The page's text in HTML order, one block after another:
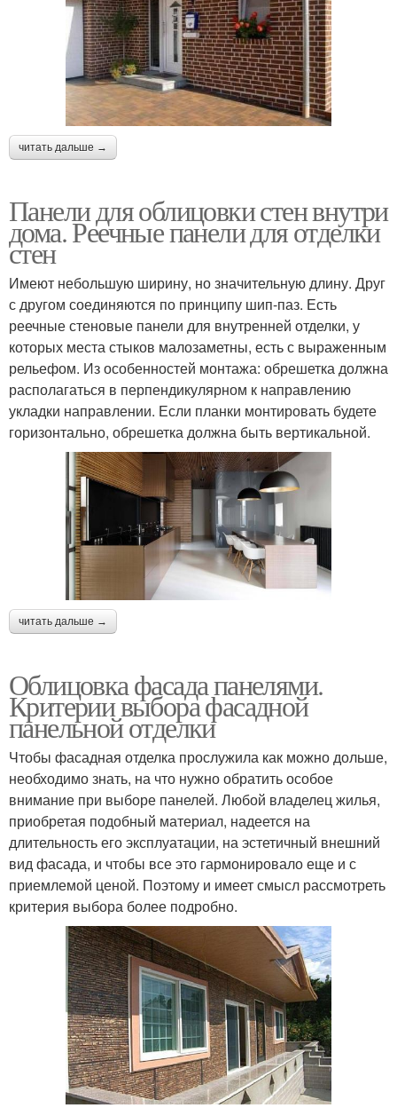
читать дальше →
Панели для облицовки стен внутри
дома. Реечные панели для отделки
стен
Имеют небольшую ширину, но значительную длину. Друг
с другом соединяются по принципу шип-паз. Есть
реечные стеновые панели для внутренней отделки, у
которых места стыков малозаметны, есть с выраженным
рельефом. Из особенностей монтажа: обрешетка должна
располагаться в перпендикулярном к направлению
укладки направлении. Если планки монтировать будете
горизонтально, обрешетка должна быть вертикальной.
читать дальше →
Облицовка фасада панелями.
Критерии выбора фасадной
панельной отделки
Чтобы фасадная отделка прослужила как можно дольше,
необходимо знать, на что нужно обратить особое
внимание при выборе панелей. Любой владелец жилья,
приобретая подобный материал, надеется на
длительность его эксплуатации, на эстетичный внешний
вид фасада, и чтобы все это гармонировало еще и с
приемлемой ценой. Поэтому и имеет смысл рассмотреть
критерия выбора более подробно.